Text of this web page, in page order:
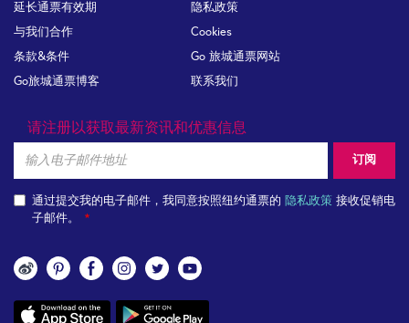
延长通票有效期 隐私政策
与我们合作 Cookies
条款&条件 Go 旅城通票网站
Go旅城通票博客 联系我们
请注册以获取最新资讯和优惠信息
订阅
通过提交我的电子邮件，我同意按照纽约通票的 隐私政策 接收促销电
子邮件。
关
我
App